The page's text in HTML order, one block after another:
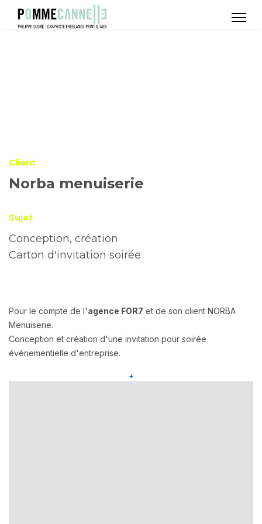
Client
Norba menuiserie
Sujet
Conception, création
Carton d'invitation soirée
Pour le compte de l'agence FOR7 et de son client NORBA
Menuiserie.
Conception et création d'une invitation pour soirée
événementielle d'entreprise.
+